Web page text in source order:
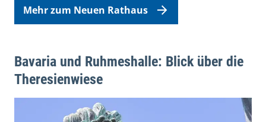
Mehr zum Neuen Rathaus
Bavaria und Ruhmeshalle: Blick über die
Theresienwiese